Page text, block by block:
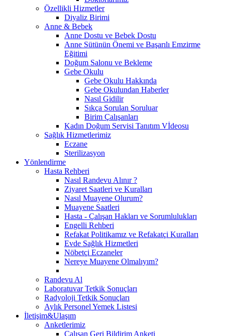
Özellikli Hizmetler
Diyaliz Birimi
Anne & Bebek
Anne Dostu ve Bebek Dostu
Anne Sütünün Önemi ve Başarılı Emzirme
Eğitimi
Doğum Salonu ve Bekleme
Gebe Okulu
Gebe Okulu Hakkında
Gebe Okulundan Haberler
Nasıl Gidilir
Sıkça Sorulan Soruluar
Birim Çalışanları
Kadın Doğum Servisi Tanıtım Vİdeosu
Sağlık Hizmetlerimiz
Eczane
Sterilizasyon
Yönlendirme
Hasta Rehberi
Nasıl Randevu Alınır ?
Ziyaret Saatleri ve Kuralları
Nasıl Muayene Olurum?
Muayene Saatleri
Hasta - Çalışan Hakları ve Sorumlulukları
Engelli Rehberi
Refakat Politikamız ve Refakatçi Kuralları
Evde Sağlık Hizmetleri
Nöbetçi Eczaneler
Nereye Muayene Olmalıyım?
Randevu Al
Laboratuvar Tetkik Sonuçları
Radyoloji Tetkik Sonuçları
Aylık Personel Yemek Listesi
İletişim&Ulaşım
Anketlerimiz
Çalışan Geri Bildirim Anketi